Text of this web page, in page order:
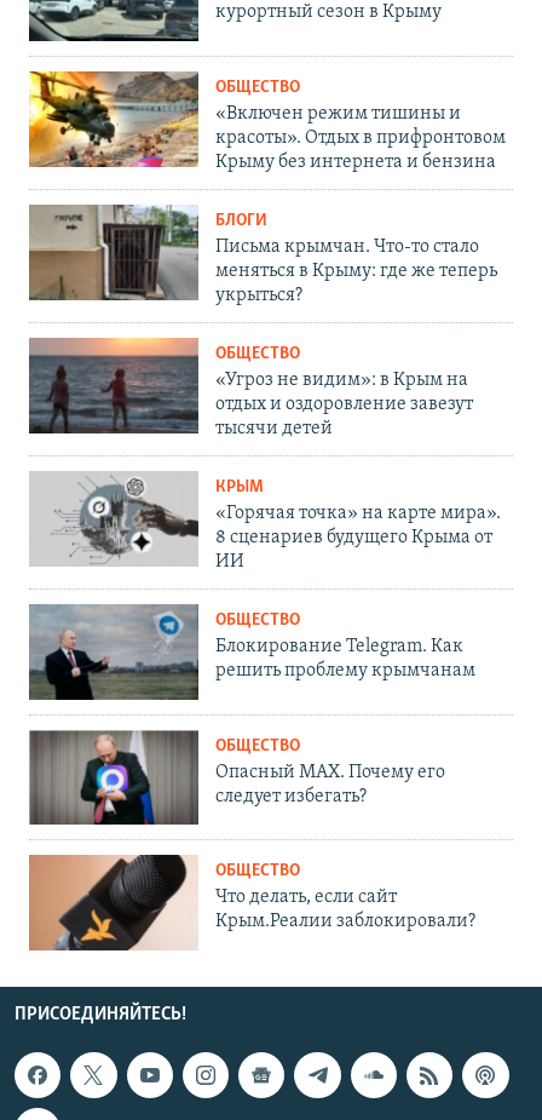
курортный сезон в Крыму
ОБЩЕСТВО
«Включен режим тишины и
красоты». Отдых в прифронтовом
Крыму без интернета и бензина
БЛОГИ
Письма крымчан. Что-то стало
меняться в Крыму: где же теперь
укрыться?
ОБЩЕСТВО
«Угроз не видим»: в Крым на
отдых и оздоровление завезут
тысячи детей
КРЫМ
«Горячая точка» на карте мира».
8 сценариев будущего Крыма от
ИИ
ОБЩЕСТВО
Блокирование Telegram. Как
решить проблему крымчанам
ОБЩЕСТВО
Опасный MAX. Почему его
следует избегать?
ОБЩЕСТВО
Что делать, если сайт
Крым.Реалии заблокировали?
ПРИСОЕДИНЯЙТЕСЬ!